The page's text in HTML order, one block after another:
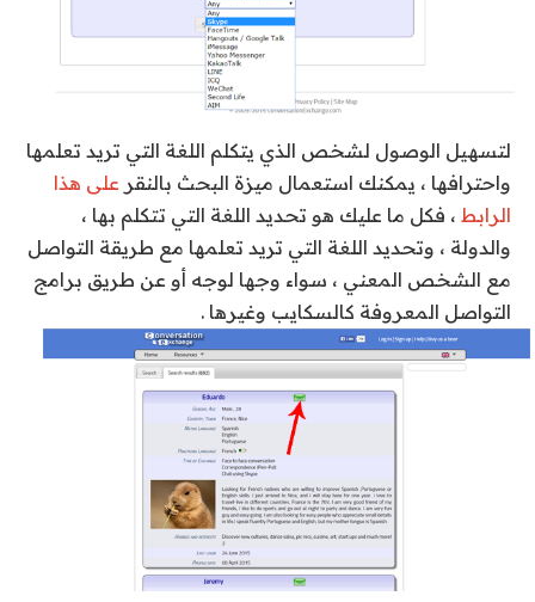
لتسهيل الوصول لشخص الذي يتكلم اللغة التي تريد تعلمها
واحترافها ، يمكنك استعمال ميزة البحث بالنقر على هذا
الرابط ، فكل ما عليك هو تحديد اللغة التي تتكلم بها ،
والدولة ، وتحديد اللغة التي تريد تعلمها مع طريقة التواصل
مع الشخص المعني ، سواء وجها لوجه أو عن طريق برامج
التواصل المعروفة كالسكايب وغيرها .